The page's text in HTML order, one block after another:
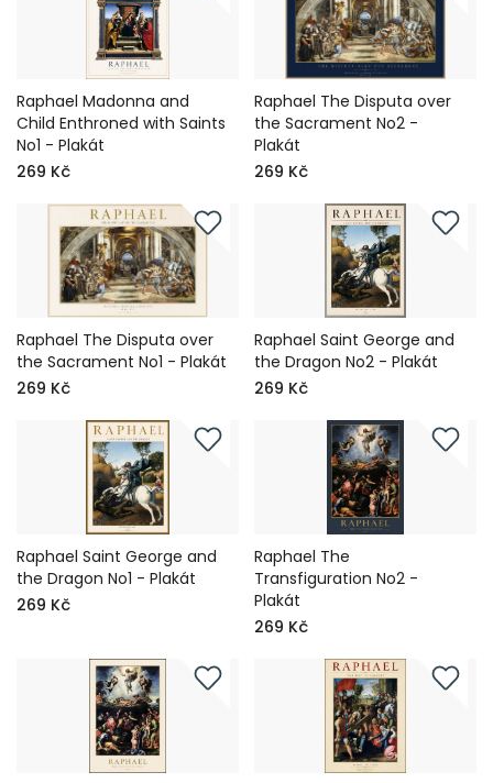
Raphael Madonna and
Child Enthroned with Saints
No1 - Plakát
269 Kč
Raphael The Disputa over
the Sacrament No2 -
Plakát
269 Kč
Raphael The Disputa over
the Sacrament No1 - Plakát
269 Kč
Raphael Saint George and
the Dragon No2 - Plakát
269 Kč
Raphael Saint George and
the Dragon No1 - Plakát
269 Kč
Raphael The
Transfiguration No2 -
Plakát
269 Kč